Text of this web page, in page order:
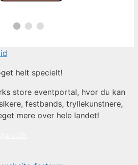
helt specielt!
store eventportal, hvor du kan
festbands, tryllekunstnere,
mere over hele landet!